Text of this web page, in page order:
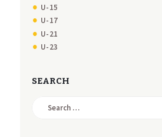
U-15
U-17
U-21
U-23
SEARCH